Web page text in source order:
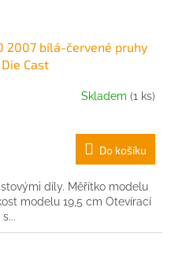
2007 bílá-červené pruhy
Cast
Skladem (1 ks)
Do košíku
díly. Měřítko modelu
modelu 19,5 cm Otevírací